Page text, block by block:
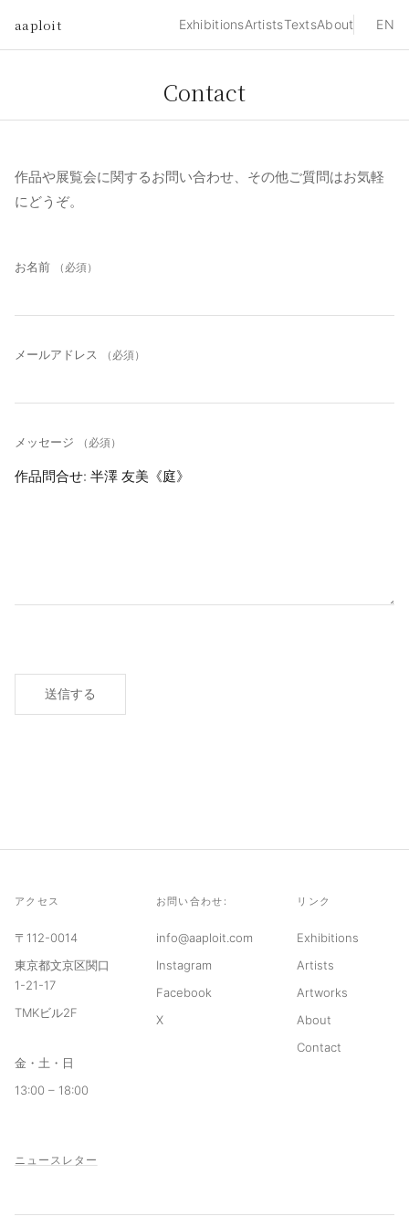
aaploit ExhibitionsArtistsTextsAbout EN
Contact
作品や展覧会に関するお問い合わせ、その他ご質問はお気軽
にどうぞ。
お名前 （必須）
メールアドレス （必須）
メッセージ （必須）
送信する
アクセス
〒112-0014
東京都文京区関口
1-21-17
TMKビル2F
金・土・日
13:00 – 18:00
お問い合わせ:
info@aaploit.com
Instagram
Facebook
X
リンク
Exhibitions
Artists
Artworks
About
Contact
ニュースレター